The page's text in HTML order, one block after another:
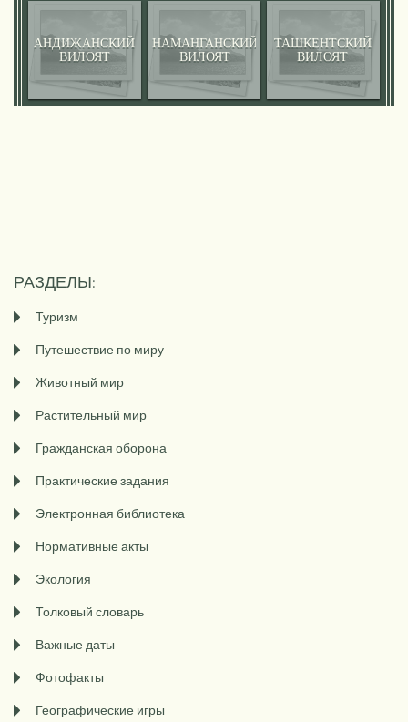
АНДИЖАНСКИЙ
ВИЛОЯТ
НАМАНГАНСКИЙ
ВИЛОЯТ
ТАШКЕНТСКИЙ
ВИЛОЯТ
РАЗДЕЛЫ:
Туризм
Путешествие по миру
Животный мир
Растительный мир
Гражданская оборона
Практические задания
Электронная библиотека
Нормативные акты
Экология
Толковый словарь
Важные даты
Фотофакты
Географические игры